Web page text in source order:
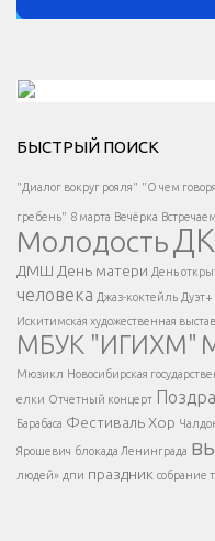
Есть вопрос?
Напишите нам
</span >
Написать
</button >
</div >
БЫСТРЫЙ ПОИСК
"Диалог вокруг рояля" "О чем
гребень" 8 марта Вечёрка
Молодость
ДМШ День матери День
человека Джаз-коктейль Дуэт+
Искитимская художественная
МБУК "ИГИХМ"
Мюзикл Новосибирская
елки Отчетный концерт
Барабаса Фестиваль Хор
Ярошевич блокада Ленинграда
людей» дпи праздник собрание